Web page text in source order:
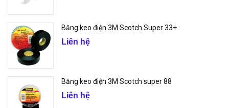
Băng keo điện 3M Scotch Super 33+
Liên hệ
Băng keo điện 3M Scotch super 88
Liên hệ